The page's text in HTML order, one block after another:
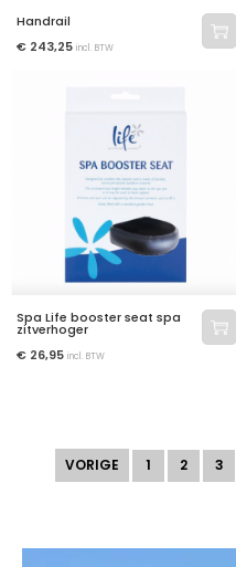
Handrail
€ 243,25 incl. BTW
Spa Life booster seat spa
zitverhoger
€ 26,95 incl. BTW
VORIGE 1 2 3